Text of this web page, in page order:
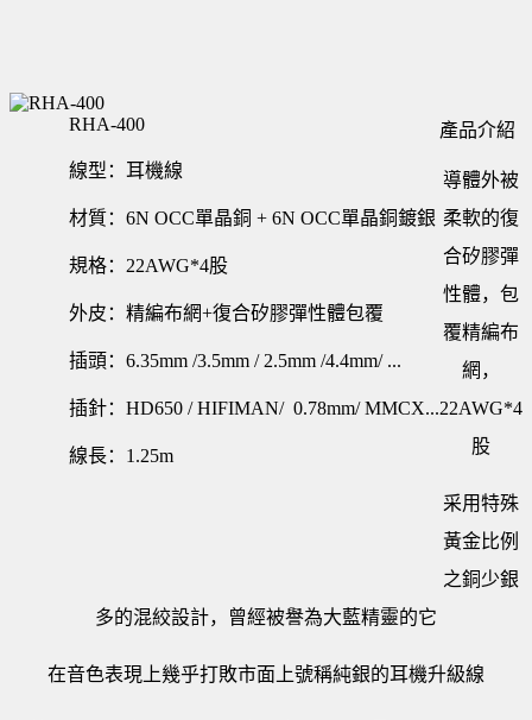
RHA-400
線型：耳機線
材質：6N OCC單晶銅 + 6N OCC單晶銅鍍銀
規格：22AWG*4股
外皮：精編布網+復合矽膠彈性體包覆
插頭：6.35mm /3.5mm / 2.5mm /4.4mm/ ...
插針：HD650 / HIFIMAN/ 0.78mm/ MMCX...
線長：1.25m
產品介紹
導體外被
柔軟的復
合矽膠彈
性體，包
覆精編布
網，
22AWG*4
股
采用特殊
黃金比例
之銅少銀
多的混絞設計，曾經被譽為大藍精靈的它
在音色表現上幾乎打敗市面上號稱純銀的耳機升級線